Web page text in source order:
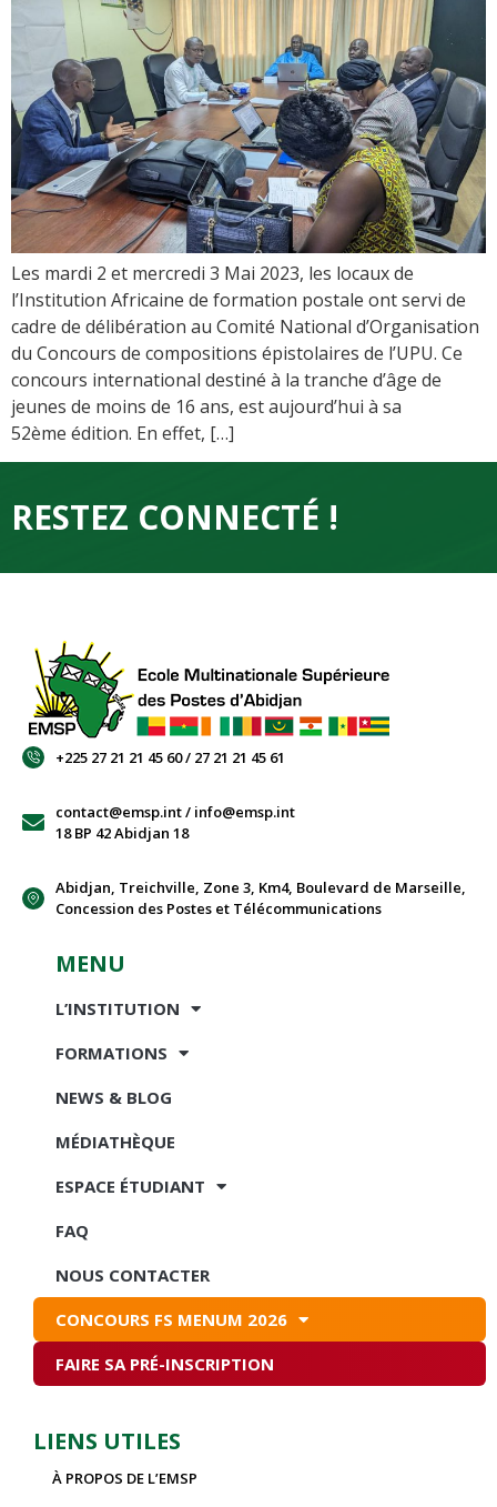
Les mardi 2 et mercredi 3 Mai 2023, les locaux de
l’Institution Africaine de formation postale ont servi de
cadre de délibération au Comité National d’Organisation
du Concours de compositions épistolaires de l’UPU. Ce
concours international destiné à la tranche d’âge de
jeunes de moins de 16 ans, est aujourd’hui à sa
52ème édition. En effet, […]
RESTEZ CONNECTÉ !
+225 27 21 21 45 60 / 27 21 21 45 61
contact@emsp.int / info@emsp.int
18 BP 42 Abidjan 18
Abidjan, Treichville, Zone 3, Km4, Boulevard de Marseille,
Concession des Postes et Télécommunications
MENU
L’INSTITUTION
FORMATIONS
NEWS & BLOG
MÉDIATHÈQUE
ESPACE ÉTUDIANT
FAQ
NOUS CONTACTER
CONCOURS FS MENUM 2026
FAIRE SA PRÉ-INSCRIPTION
LIENS UTILES
À PROPOS DE L’EMSP